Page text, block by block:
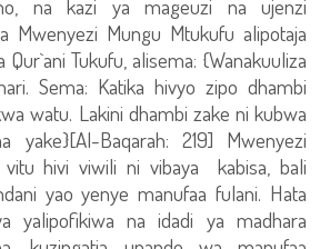
na kazi ya mageuzi na ujenzi
Mwenyezi Mungu Mtukufu alipotaja
Tukufu, alisema: {Wanakuuliza
Sema: Katika hivyo zipo dhambi
watu. Lakini dhambi zake ni kubwa
yake}[Al-Baqarah: 219] Mwenyezi
vitu hivi viwili ni vibaya kabisa, bali
yao yenye manufaa fulani. Hata
yalipofikiwa na idadi ya madhara